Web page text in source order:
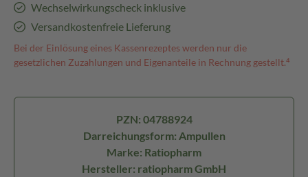
Wechselwirkungscheck inklusive
Versandkostenfreie Lieferung
Bei der Einlösung eines Kassenrezeptes werden nur die
gesetzlichen Zuzahlungen und Eigenanteile in Rechnung gestellt.⁴
PZN: 04788924
Darreichungsform: Ampullen
Marke: Ratiopharm
Hersteller: ratiopharm GmbH